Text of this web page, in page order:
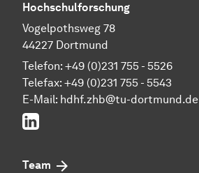
Hochschulforschung
Vogelpothsweg 78
44227 Dortmund
Telefon: +49 (0)231 755 - 5526
Telefax: +49 (0)231 755 - 5543
E-Mail: hdhf.zhb@tu-dortmund.de
LinkedIn
Team